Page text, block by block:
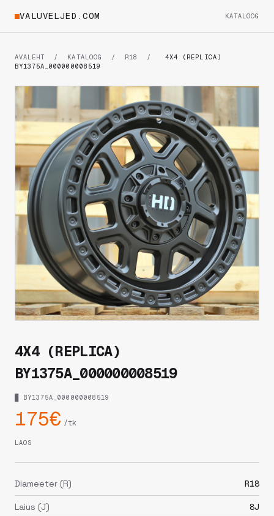
VALUVELJED.COM KATALOOG
AVALEHT / KATALOOG / R18 /
4X4 (REPLICA)
BY1375A_000000008519
4X4 (REPLICA)
BY1375A_000000008519
█ BY1375A_000000008519
175€ /tk
LAOS
Diameeter (R) R18
Laius (J) 8J